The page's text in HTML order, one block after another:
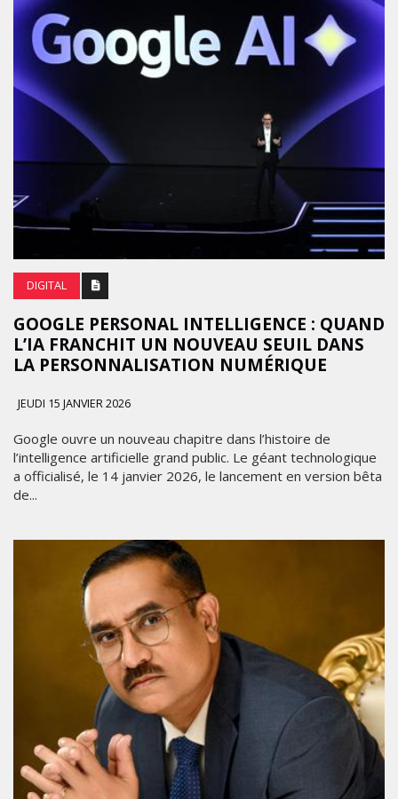
DIGITAL
GOOGLE PERSONAL INTELLIGENCE : QUAND
L’IA FRANCHIT UN NOUVEAU SEUIL DANS
LA PERSONNALISATION NUMÉRIQUE
JEUDI 15 JANVIER 2026
Google ouvre un nouveau chapitre dans l’histoire de
l’intelligence artificielle grand public. Le géant technologique
a officialisé, le 14 janvier 2026, le lancement en version bêta
de...